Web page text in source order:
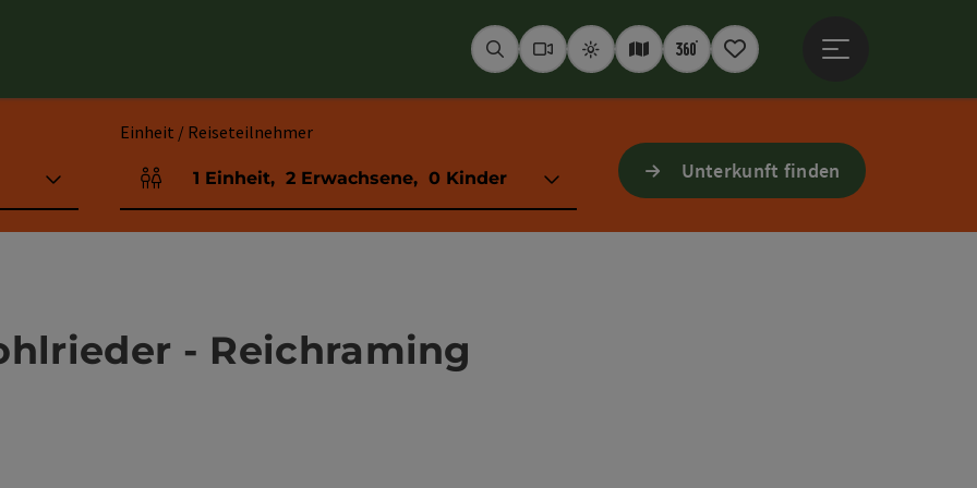
SuchenWebcams
WetterInteraktive Karte
360° Panoramen
Merkzettel
Einheit / Reiseteilnehmer
Einheitenanzahl und Personenfelder
1 Einheit, 2 Erwachsene, 0 Kinder Unterkunft finden
- Reichraming